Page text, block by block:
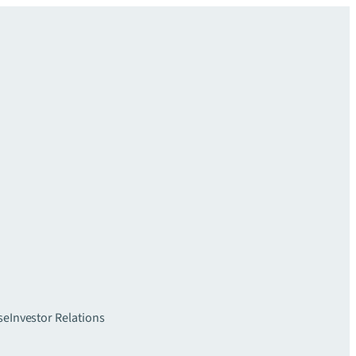
Investor Relations